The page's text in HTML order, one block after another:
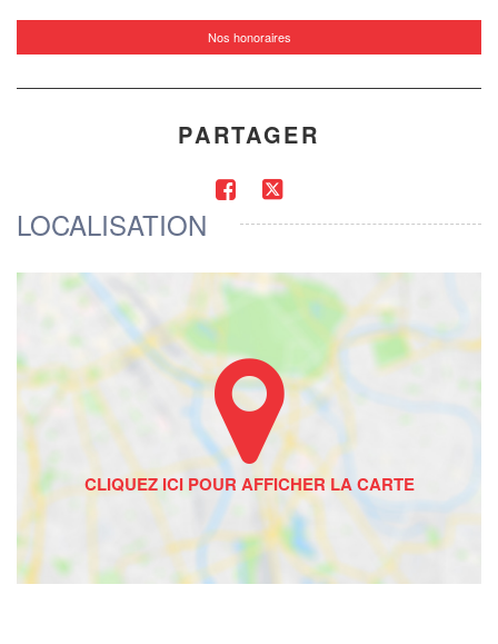
Nos honoraires
PARTAGER
LOCALISATION